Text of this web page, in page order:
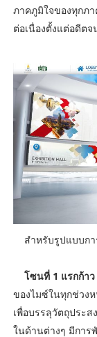
ภาคภูมิใจของทุกภ
ต่อเนื่องตั้งแต่อดีต
สำหรับรูปแบบก
โซนที่ 1 แรกก้า
ของไมซ์ในทุกช่วง
เพื่อบรรลุวัตถุประ
ในด้านต่างๆ มีกา